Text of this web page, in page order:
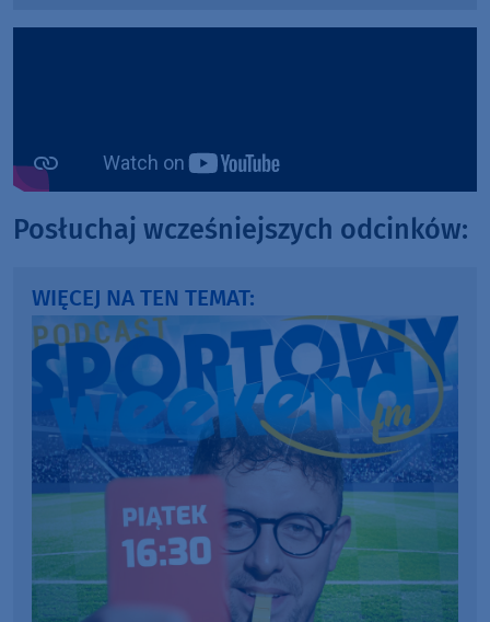
Posłuchaj wcześniejszych odcinków:
WIĘCEJ NA TEN TEMAT: